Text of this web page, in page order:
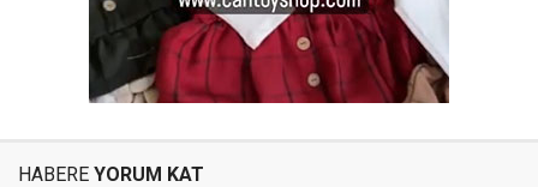
HABERE YORUM KAT